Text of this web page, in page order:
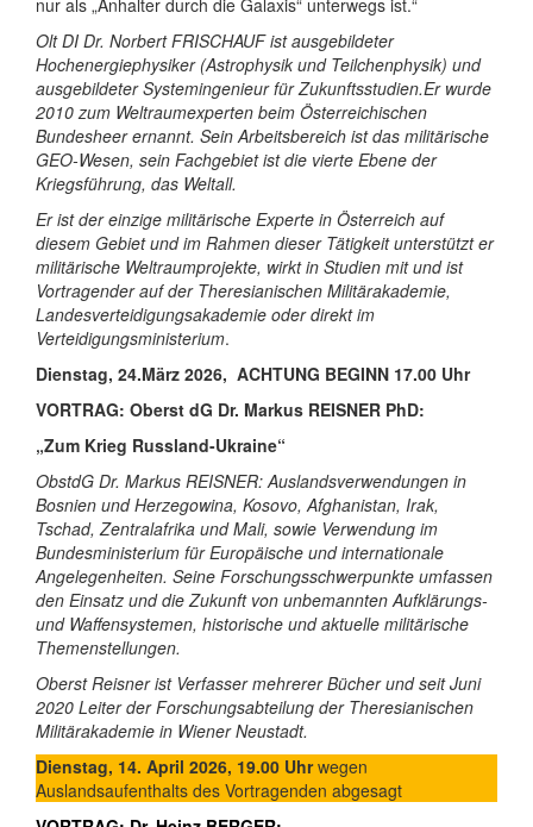
Olt DI Dr. Norbert FRISCHAUF ist ausgebildeter
Hochenergiephysiker (Astrophysik und Teilchenphysik) und
ausgebildeter Systemingenieur für Zukunftsstudien.Er wurde
2010 zum Weltraumexperten beim Österreichischen
Bundesheer ernannt. Sein Arbeitsbereich ist das militärische
GEO-Wesen, sein Fachgebiet ist die vierte Ebene der
Kriegsführung, das Weltall.
Er ist der einzige militärische Experte in Österreich auf
diesem Gebiet und im Rahmen dieser Tätigkeit unterstützt er
militärische Weltraumprojekte, wirkt in Studien mit und ist
Vortragender auf der Theresianischen Militärakademie,
Landesverteidigungsakademie oder direkt im
Verteidigungsministerium.
Dienstag, 24.März 2026, ACHTUNG BEGINN 17.00 Uhr
VORTRAG: Oberst dG Dr. Markus REISNER PhD:
„Zum Krieg Russland-Ukraine“
ObstdG Dr. Markus REISNER: Auslandsverwendungen in
Bosnien und Herzegowina, Kosovo, Afghanistan, Irak,
Tschad, Zentralafrika und Mali, sowie Verwendung im
Bundesministerium für Europäische und internationale
Angelegenheiten. Seine Forschungsschwerpunkte umfassen
den Einsatz und die Zukunft von unbemannten Aufklärungs-
und Waffensystemen, historische und aktuelle militärische
Themenstellungen.
Oberst Reisner ist Verfasser mehrerer Bücher und seit Juni
2020 Leiter der Forschungsabteilung der Theresianischen
Militärakademie in Wiener Neustadt.
Dienstag, 14. April 2026, 19.00 Uhrwegen
Auslandsaufenthalts des Vortragenden abgesagt